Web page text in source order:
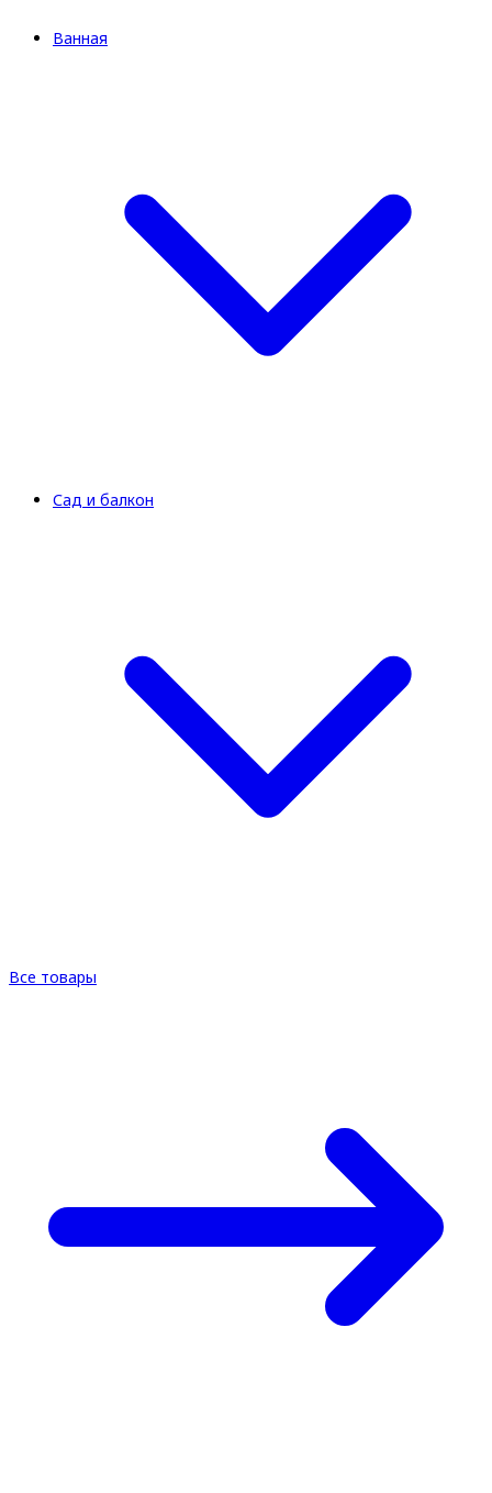
Ванная
Сад и балкон
Все товары